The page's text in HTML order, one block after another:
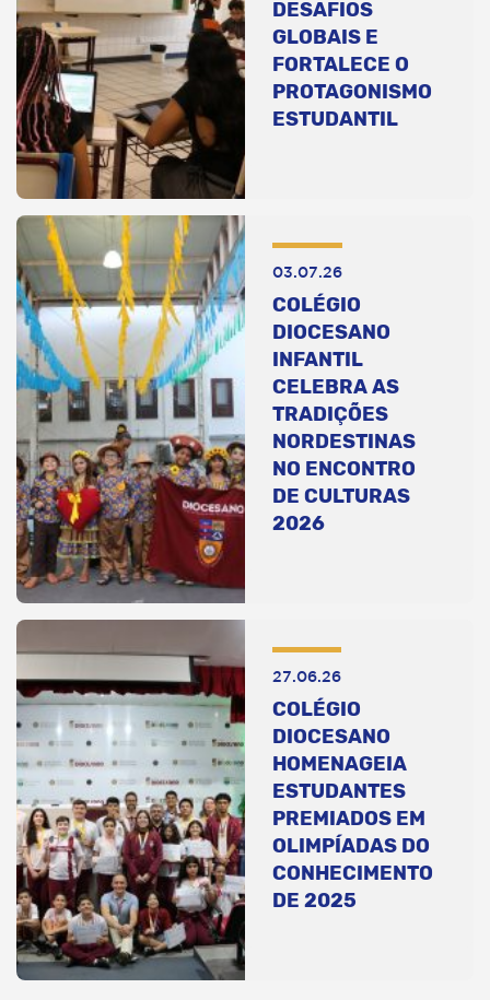
DESAFIOS
GLOBAIS E
FORTALECE O
PROTAGONISMO
ESTUDANTIL
03.07.26
COLÉGIO
DIOCESANO
INFANTIL
CELEBRA AS
TRADIÇÕES
NORDESTINAS
NO ENCONTRO
DE CULTURAS
2026
27.06.26
COLÉGIO
DIOCESANO
HOMENAGEIA
ESTUDANTES
PREMIADOS EM
OLIMPÍADAS DO
CONHECIMENTO
DE 2025